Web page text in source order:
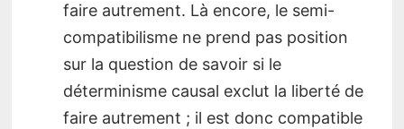
faire autrement. Là encore, le semi-
compatibilisme ne prend pas position
sur la question de savoir si le
déterminisme causal exclut la liberté de
faire autrement ; il est donc compatible